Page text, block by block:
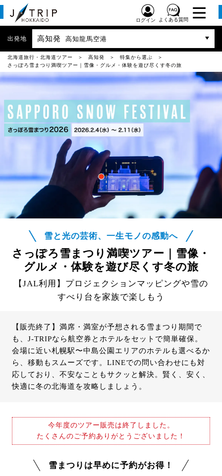
ログイン よくある質問
出発地 高知発 高知龍馬空港
北海道旅行・北海道ツアー 高知発
特集から選ぶ
さっぽろ雪まつり満喫ツアー｜雪像・グルメ・体験を遊び尽くす冬の旅
雪と光の芸術、一生モノの感動へ
さっぽろ雪まつり満喫ツアー｜雪像・
グルメ・体験を遊び尽くす冬の旅
【JAL利用】プロジェクションマッピングや雪の
すべり台を家族で楽しもう
【販売終了】満席・満室が予想される雪まつり期間で
も、J-TRIPなら航空券とホテルをセットで簡単確保。
会場に近い札幌駅〜中島公園エリアのホテルも選べるか
ら、移動もスムーズです。LINEでの問い合わせにも対
応しており、不安なこともサクッと解決。賢く、安く、
快適に冬の北海道を攻略しましょう。
今年度のツアー販売は終了しました。
たくさんのご予約ありがとうございました！
雪まつりは早めに予約がお得！